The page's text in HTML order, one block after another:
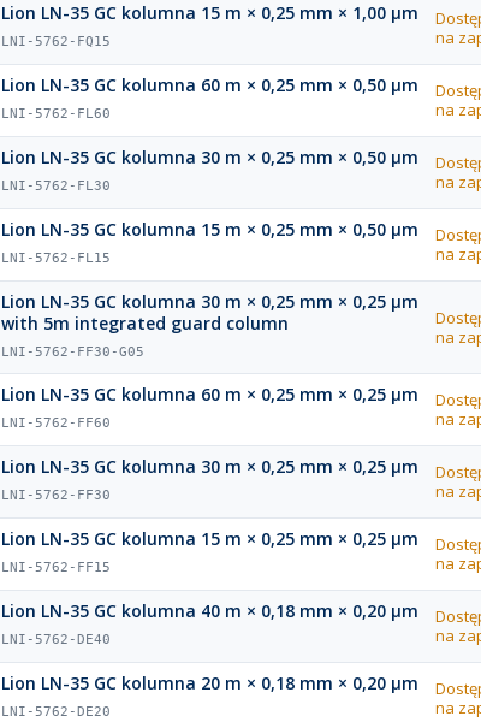
Lion LN-35 GC kolumna 15 m × 0,25 mm × 1,00 µm
LNI-5762-FQ15
na
Lion LN-35 GC kolumna 60 m × 0,25 mm × 0,50 µm
LNI-5762-FL60
na
Lion LN-35 GC kolumna 30 m × 0,25 mm × 0,50 µm
LNI-5762-FL30
na
Lion LN-35 GC kolumna 15 m × 0,25 mm × 0,50 µm
LNI-5762-FL15
na
Lion LN-35 GC kolumna 30 m × 0,25 mm × 0,25 µm
with 5m integrated guard column
LNI-5762-FF30-G05
na
Lion LN-35 GC kolumna 60 m × 0,25 mm × 0,25 µm
LNI-5762-FF60
na
Lion LN-35 GC kolumna 30 m × 0,25 mm × 0,25 µm
LNI-5762-FF30
na
Lion LN-35 GC kolumna 15 m × 0,25 mm × 0,25 µm
LNI-5762-FF15
na
Lion LN-35 GC kolumna 40 m × 0,18 mm × 0,20 µm
LNI-5762-DE40
na
Lion LN-35 GC kolumna 20 m × 0,18 mm × 0,20 µm
LNI-5762-DE20
na